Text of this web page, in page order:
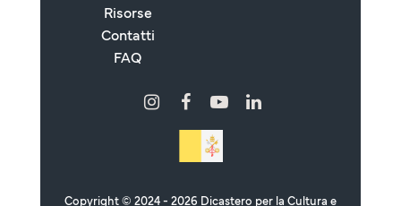
Risorse
Contatti
FAQ
Copyright © 2024 - 2026 Dicastero per la Cultura e